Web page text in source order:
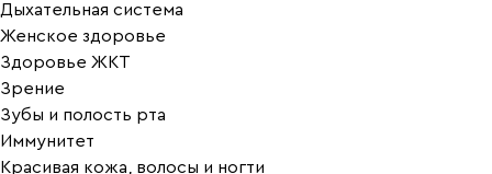
Дыхательная система
Женское здоровье
Здоровье ЖКТ
Зрение
Зубы и полость рта
Иммунитет
Красивая кожа, волосы и ногти